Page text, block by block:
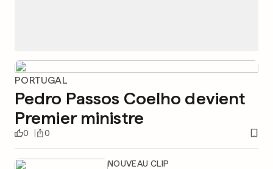
PORTUGAL
Pedro Passos Coelho devient
Premier ministre
0 0
NOUVEAU CLIP